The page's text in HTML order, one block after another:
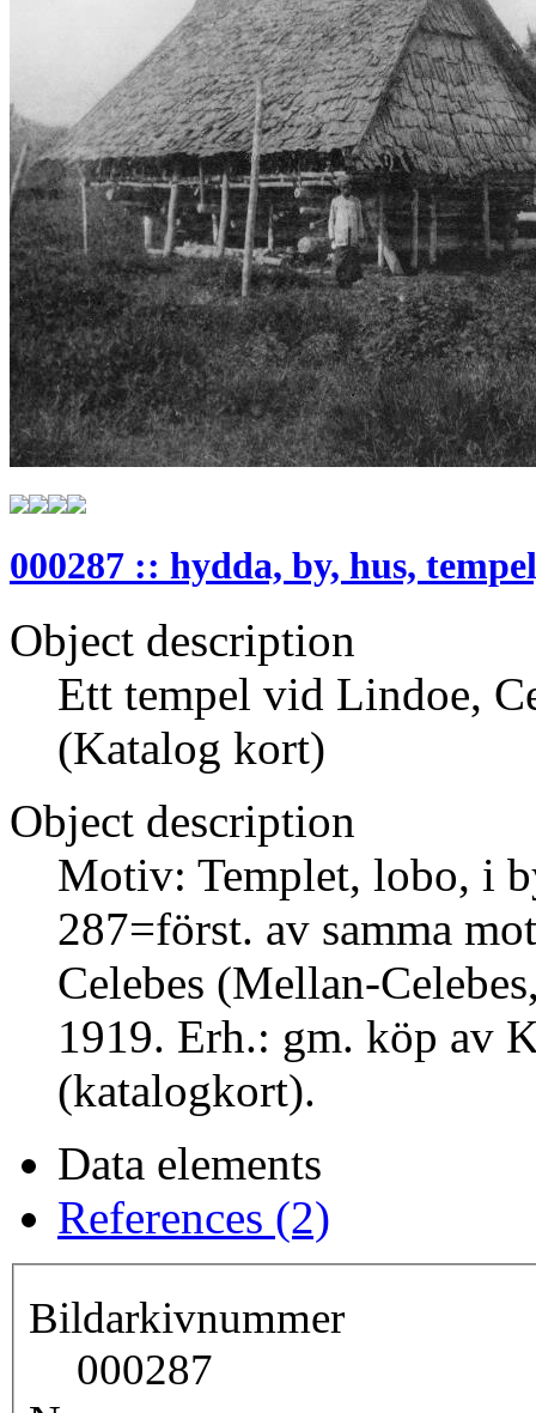
000287 :: hydda, by, hus,
Object description
Ett tempel vid Lindoe,
(Katalog kort)
Object description
Motiv: Templet, lobo, i
287=först. av samma
Celebes (Mellan-
1919. Erh.: gm. köp av
(katalogkort).
Data elements
References (2)
Bildarkivnummer
000287